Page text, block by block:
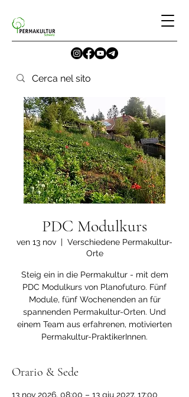
PDC Modulkurs
ven 13 nov
  |
Verschiedene Permakultur-
Orte
Steig ein in die Permakultur - mit dem
PDC Modulkurs von Planofuturo. Fünf
Module, fünf Wochenenden an für
spannenden Permakultur-Orten. Und
einem Team aus erfahrenen, motivierten
Permakultur-PraktikerInnen.
Orario & Sede
13 nov 2026, 08:00 – 13 giu 2027, 17:00